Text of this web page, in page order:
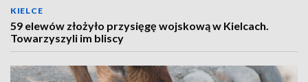
KIELCE
59 elewów złożyło przysięgę wojskową w Kielcach.
Towarzyszyli im bliscy